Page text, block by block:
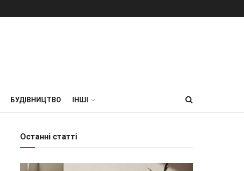
БУДІВНИЦТВО ІНШІ
Останні статті